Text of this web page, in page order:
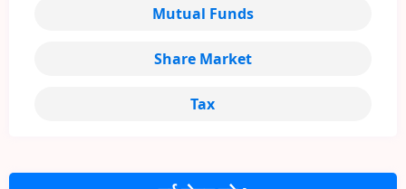
Mutual Funds
Share Market
Tax